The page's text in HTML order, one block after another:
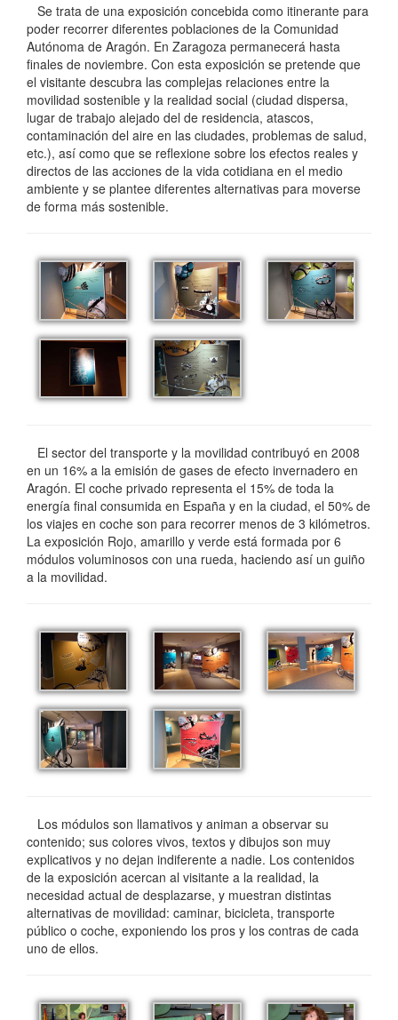
Se trata de una exposición concebida como itinerante para
poder recorrer diferentes poblaciones de la Comunidad
Autónoma de Aragón. En Zaragoza permanecerá hasta
finales de noviembre. Con esta exposición se pretende que
el visitante descubra las complejas relaciones entre la
movilidad sostenible y la realidad social (ciudad dispersa,
lugar de trabajo alejado del de residencia, atascos,
contaminación del aire en las ciudades, problemas de salud,
etc.), así como que se reflexione sobre los efectos reales y
directos de las acciones de la vida cotidiana en el medio
ambiente y se plantee diferentes alternativas para moverse
de forma más sostenible.
El sector del transporte y la movilidad contribuyó en 2008
en un 16% a la emisión de gases de efecto invernadero en
Aragón. El coche privado representa el 15% de toda la
energía final consumida en España y en la ciudad, el 50% de
los viajes en coche son para recorrer menos de 3 kilómetros.
La exposición Rojo, amarillo y verde está formada por 6
módulos voluminosos con una rueda, haciendo así un guiño
a la movilidad.
Los módulos son llamativos y animan a observar su
contenido; sus colores vivos, textos y dibujos son muy
explicativos y no dejan indiferente a nadie. Los contenidos
de la exposición acercan al visitante a la realidad, la
necesidad actual de desplazarse, y muestran distintas
alternativas de movilidad: caminar, bicicleta, transporte
público o coche, exponiendo los pros y los contras de cada
uno de ellos.